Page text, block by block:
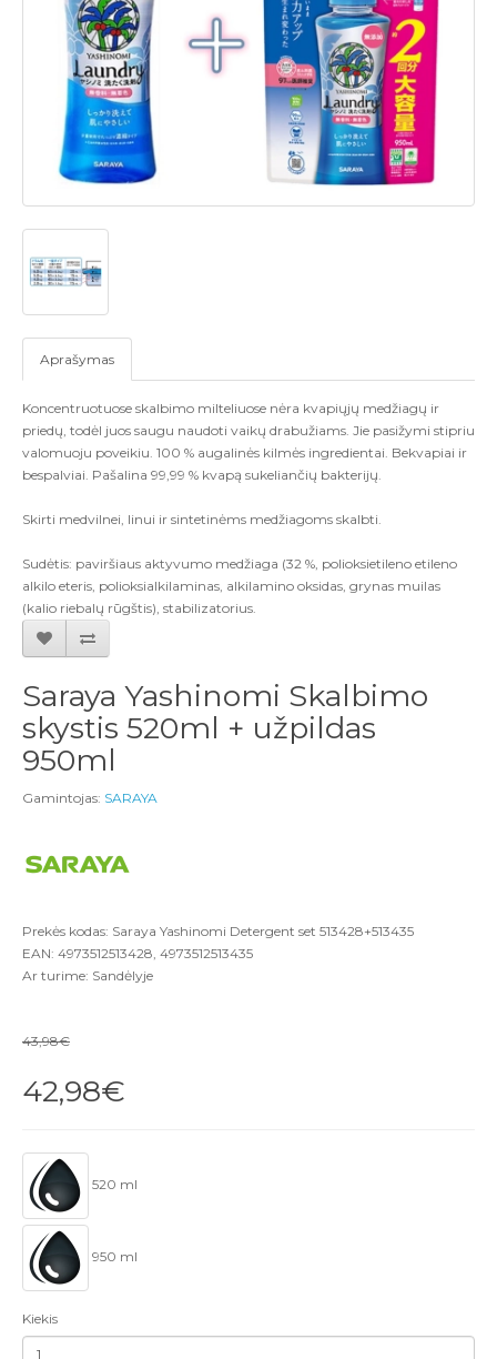
Aprašymas
Koncentruotuose skalbimo milteliuose nėra kvapiųjų medžiagų ir
priedų, todėl juos saugu naudoti vaikų drabužiams. Jie pasižymi stipriu
valomuoju poveikiu. 100 % augalinės kilmės ingredientai. Bekvapiai ir
bespalviai. Pašalina 99,99 % kvapą sukeliančių bakterijų.
Skirti medvilnei, linui ir sintetinėms medžiagoms skalbti.
Sudėtis: paviršiaus aktyvumo medžiaga (32 %, polioksietileno etileno
alkilo eteris, polioksialkilaminas, alkilamino oksidas, grynas muilas
(kalio riebalų rūgštis), stabilizatorius.
Saraya Yashinomi Skalbimo
skystis 520ml + užpildas
950ml
Gamintojas: SARAYA
Prekės kodas: Saraya Yashinomi Detergent set 513428+513435
EAN: 4973512513428, 4973512513435
Ar turime: Sandėlyje
43,98€
42,98€
520 ml
950 ml
Kiekis